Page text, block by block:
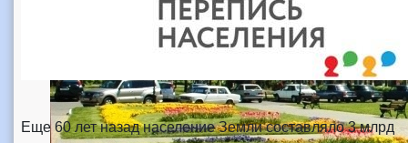
Еще 60 лет назад население Земли составляло 3 млрд